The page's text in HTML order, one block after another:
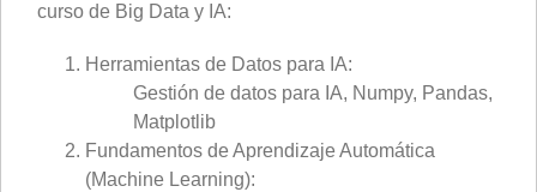
curso de Big Data y IA:
Herramientas de Datos para IA:
Gestión de datos para IA, Numpy, Pandas,
Matplotlib
Fundamentos de Aprendizaje Automática
(Machine Learning):